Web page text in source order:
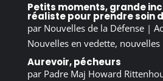
Petits moments, grande
réaliste pour prendre soin
par Nouvelles de la Défense|
Nouvelles en vedette, nouvelles
Aurevoir, pécheurs
par Padre Maj Howard